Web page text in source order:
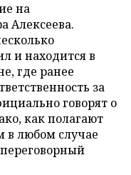
на
Алексеева.
и находится в
где ранее
за
говорят о
как полагают
в любом случае